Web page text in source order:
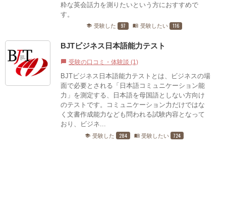
粋な英会話力を測りたいという方におすすめで
す。
school 受験した 97 menu_book 受験したい 116
BJTビジネス日本語能力テスト
chat_bubble 受験の口コミ・体験談 (1)
BJTビジネス日本語能力テストとは、ビジネスの場
面で必要とされる「日本語コミュニケーション能
力」を測定する、日本語を母国語としない方向け
のテストです。コミュニケーション力だけではな
く文書作成能力なども問われる試験内容となって
おり、ビジネ...
school 受験した 284 menu_book 受験したい 724